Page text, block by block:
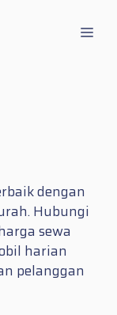
dengan
Hubungi
sewa
harian
pelanggan